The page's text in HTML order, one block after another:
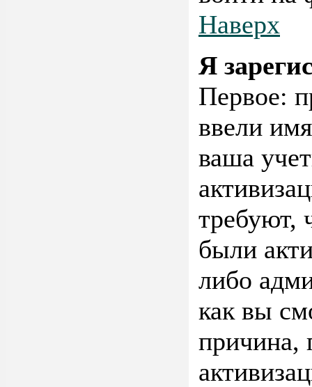
Наверх
Я
Первое:
ввели
ваша
требуют,
были
либо
как вы
причина,